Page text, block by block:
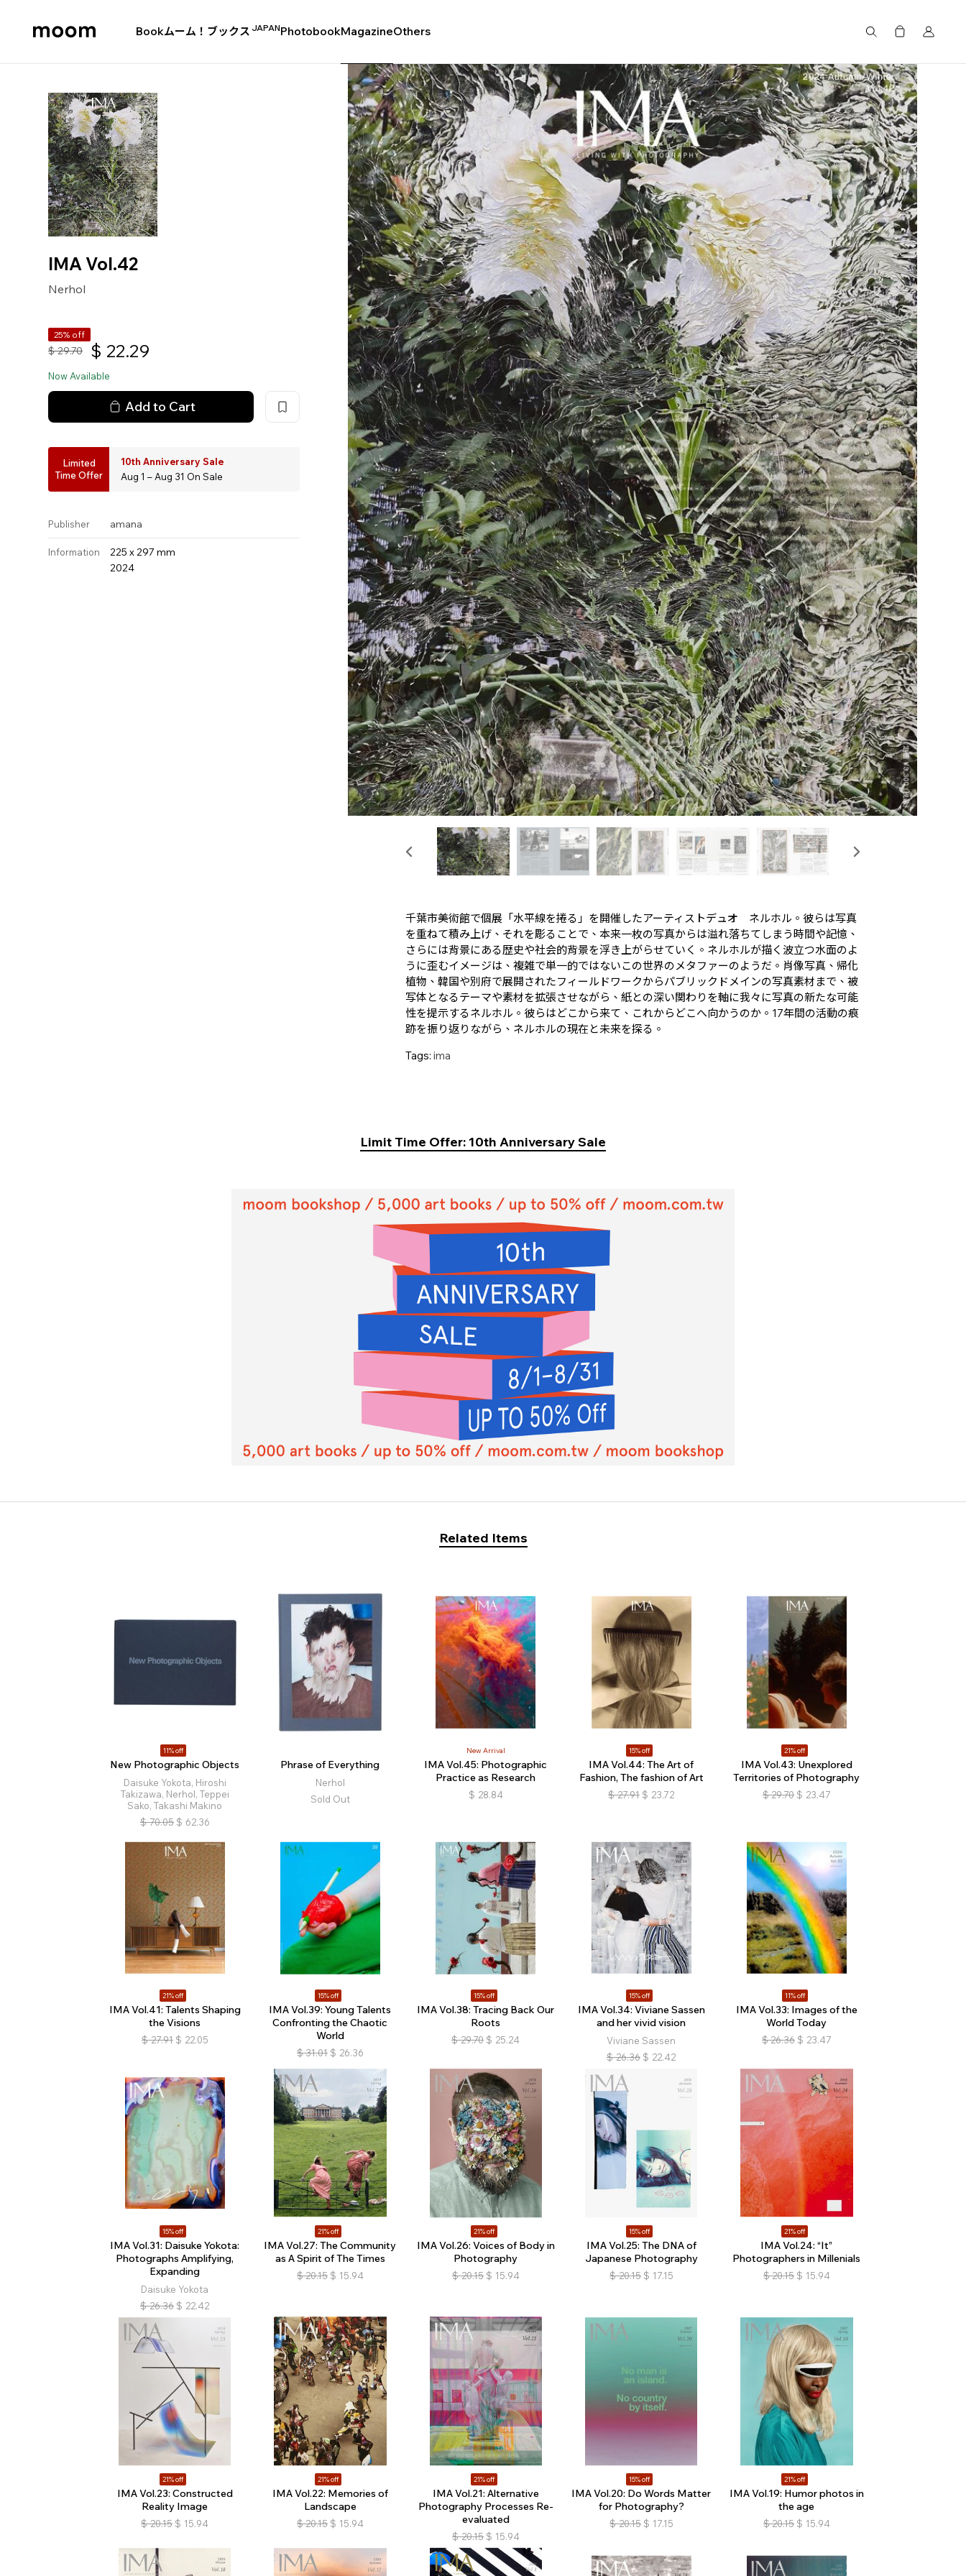
Bookムーム！ブックス JAPANPhotobookMagazineOthers
IMA Vol.42
Nerhol
25% off
$ 29.70 $ 22.29
Now Available
Add to Cart
Limited
Time Offer
10th Anniversary Sale
Aug 1 – Aug 31 On Sale
Publisher amana
Information
225 x 297 mm
2024
千葉市美術館で個展「水平線を捲る」を開催したアーティストデュオ ネルホル。彼らは写真
を重ねて積み上げ、それを彫ることで、本来一枚の写真からは溢れ落ちてしまう時間や記憶、
さらには背景にある歴史や社会的背景を浮き上がらせていく。ネルホルが描く波立つ水面のよ
うに歪むイメージは、複雑で単一的ではないこの世界のメタファーのようだ。肖像写真、帰化
植物、韓国や別府で展開されたフィールドワークからパブリックドメインの写真素材まで、被
写体となるテーマや素材を拡張させながら、紙との深い関わりを軸に我々に写真の新たな可能
性を提示するネルホル。彼らはどこから来て、これからどこへ向かうのか。17年間の活動の痕
跡を振り返りながら、ネルホルの現在と未来を探る。
Tags: ima
Limit Time Offer: 10th Anniversary Sale
Related Items
11% off
New Photographic Objects
Daisuke Yokota, Hiroshi
Takizawa, Nerhol, Teppei
Sako, Takashi Makino
$ 70.05 $ 62.36
Phrase of Everything
Nerhol
Sold Out
New Arrival
IMA Vol.45: Photographic
Practice as Research
$ 28.84
15% off
IMA Vol.44: The Art of
Fashion, The fashion of Art
$ 27.91 $ 23.72
21% off
IMA Vol.43: Unexplored
Territories of Photography
$ 29.70 $ 23.47
21% off
IMA Vol.41: Talents Shaping
the Visions
$ 27.91 $ 22.05
15% off
IMA Vol.39: Young Talents
Confronting the Chaotic
World
$ 31.01 $ 26.36
15% off
IMA Vol.38: Tracing Back Our
Roots
$ 29.70 $ 25.24
15% off
IMA Vol.34: Viviane Sassen
and her vivid vision
Viviane Sassen
$ 26.36 $ 22.42
11% off
IMA Vol.33: Images of the
World Today
$ 26.36 $ 23.47
15% off
IMA Vol.31: Daisuke Yokota:
Photographs Amplifying,
Expanding
Daisuke Yokota
$ 26.36 $ 22.42
21% off
IMA Vol.27: The Community
as A Spirit of The Times
$ 20.15 $ 15.94
21% off
IMA Vol.26: Voices of Body in
Photography
$ 20.15 $ 15.94
15% off
IMA Vol.25: The DNA of
Japanese Photography
$ 20.15 $ 17.15
21% off
IMA Vol.24: “It”
Photographers in Millenials
$ 20.15 $ 15.94
21% off
IMA Vol.23: Constructed
Reality Image
$ 20.15 $ 15.94
21% off
IMA Vol.22: Memories of
Landscape
$ 20.15 $ 15.94
21% off
IMA Vol.21: Alternative
Photography Processes Re-
evaluated
$ 20.15 $ 15.94
15% off
IMA Vol.20: Do Words Matter
for Photography?
$ 20.15 $ 17.15
21% off
IMA Vol.19: Humor photos in
the age
$ 20.15 $ 15.94